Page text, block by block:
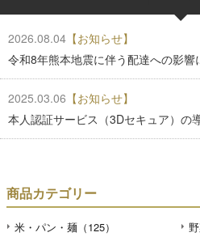
2026.08.04 【お知らせ】
令和8年熊本地震に伴う配達への影響
2025.03.06 【お知らせ】
本人認証サービス（3Dセキュア）の
商品カテゴリー
米・パン・麺（125）